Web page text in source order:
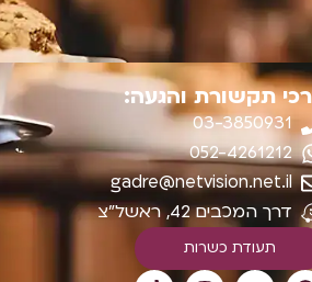
תקשורת והגעה:
03-3850931
052-4261212
gadre@netvision.net.il
דרך המכבים 42, ראשל"צ
תעודת כשרות